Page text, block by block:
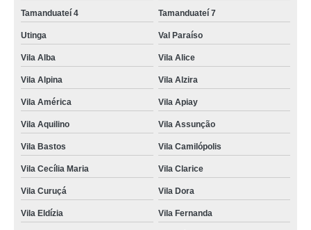
Tamanduateí 4 Tamanduateí 7
Utinga Val Paraíso
Vila Alba Vila Alice
Vila Alpina Vila Alzira
Vila América Vila Apiay
Vila Aquilino Vila Assunção
Vila Bastos Vila Camilópolis
Vila Cecília Maria Vila Clarice
Vila Curuçá Vila Dora
Vila Eldízia Vila Fernanda